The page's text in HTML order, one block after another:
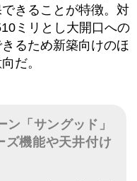
きることが特徴。対
ミリとし大開口への
るため新築向けのほ
だ。
「サングッド」
ズ機能や天井付け